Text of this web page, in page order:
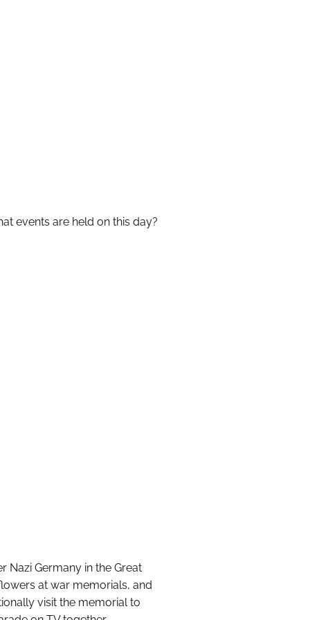
events are held on this day?
Nazi Germany in the Great
at war memorials, and
visit the memorial to